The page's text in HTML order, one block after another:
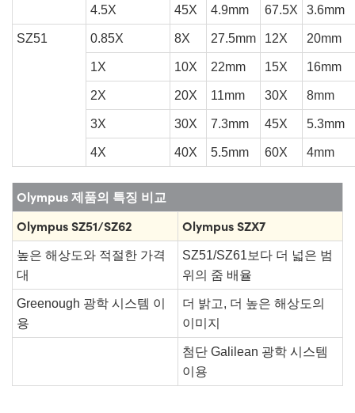
4.5X 45X 4.9mm 67.5X 3.6mm
SZ51 0.85X 8X 27.5mm 12X 20mm
1X 10X 22mm 15X 16mm
2X 20X 11mm 30X 8mm
3X 30X 7.3mm 45X 5.3mm
4X 40X 5.5mm 60X 4mm
Olympus 제품의 특징 비교
Olympus SZ51/SZ62
Olympus SZX7
높은 해상도와 적절한 가격
대
SZ51/SZ61보다 더 넓은 범
위의 줌 배율
Greenough 광학 시스템 이
용
더 밝고, 더 높은 해상도의
이미지
첨단 Galilean 광학 시스템
이용